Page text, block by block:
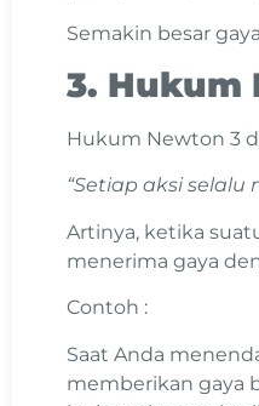
Semakin besar
3. Hukum
Hukum Newton 3
“Setiap aksi
Artinya, ketika
menerima gaya
Contoh :
Saat Anda
memberikan gaya